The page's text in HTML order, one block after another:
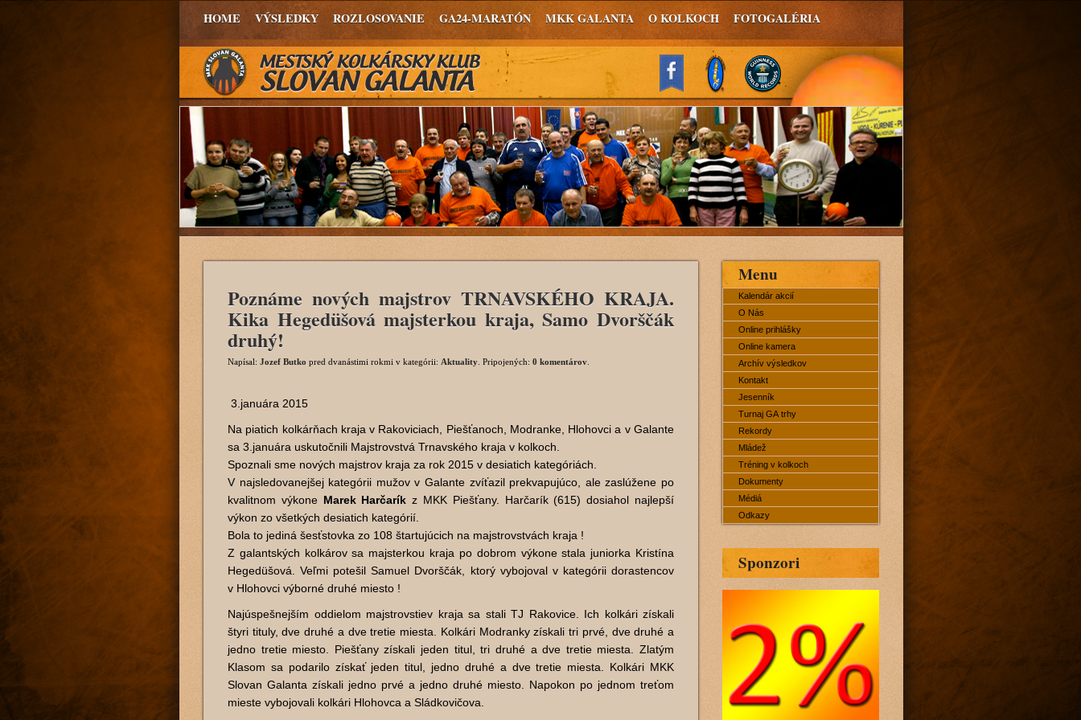
HOME VÝSLEDKY ROZLOSOVANIE GA24-MARATÓN MKK GALANTA O KOLKOCH FOTOGALÉRIA
Poznáme nových majstrov TRNAVSKÉHO KRAJA.
Kika Hegedüšová majsterkou kraja, Samo Dvorščák
druhý!
Napísal: Jozef Butko pred dvanástimi rokmi v kategórii: Aktuality . Pripojených: 0 komentárov
3.januára 2015
Na piatich kolkárňach kraja v Rakoviciach, Piešťanoch, Modranke, Hlohovci a v Galante
sa 3.januára uskutočnili Majstrovstvá Trnavského kraja v kolkoch.
Spoznali sme nových majstrov kraja za rok 2015 v desiatich kategóriách.
V najsledovanejšej kategórii mužov v Galante zvíťazil prekvapujúco, ale zaslúžene po
kvalitnom výkone Marek Harčarík z MKK Piešťany. Harčarík (615) dosiahol najlepší
výkon zo všetkých desiatich kategórií.
Bola to jediná šesťstovka zo 108 štartujúcich na majstrovstvách kraja !
Z galantských kolkárov sa majsterkou kraja po dobrom výkone stala juniorka Kristína
Hegedüšová. Veľmi potešil Samuel Dvorščák, ktorý vybojoval v kategórii dorastencov
v Hlohovci výborné druhé miesto !
Najúspešnejším oddielom majstrovstiev kraja sa stali TJ Rakovice. Ich kolkári získali
štyri tituly, dve druhé a dve tretie miesta. Kolkári Modranky získali tri prvé, dve druhé a
jedno tretie miesto. Piešťany získali jeden titul, tri druhé a dve tretie miesta. Zlatým
Klasom sa podarilo získať jeden titul, jedno druhé a dve tretie miesta. Kolkári MKK
Slovan Galanta získali jedno prvé a jedno druhé miesto. Napokon po jednom treťom
mieste vybojovali kolkári Hlohovca a Sládkovičova.
Menu
Kalendár akcií
O Nás
Online prihlášky
Online kamera
Archív výsledkov
Kontakt
Jesenník
Turnaj GA trhy
Rekordy
Mládež
Tréning v kolkoch
Dokumenty
Médiá
Odkazy
Sponzori